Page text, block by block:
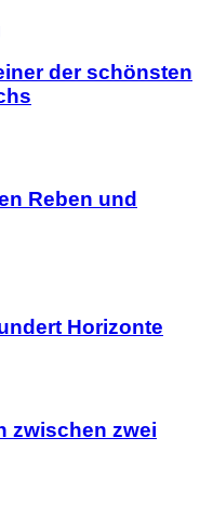
der schönsten
Reben und
Horizonte
zwischen zwei